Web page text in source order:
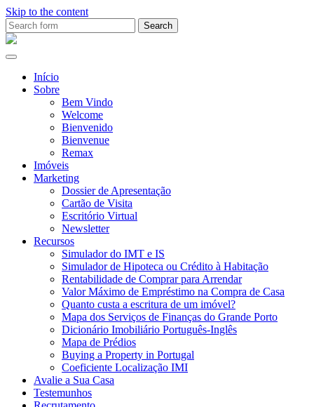
Skip to the content
Search
for:Ana
Início
Sobre
Bem Vindo
Welcome
Bienvenido
Bienvenue
Remax
Imóveis
Marketing
Dossier de Apresentação
Cartão de Visita
Escritório Virtual
Newsletter
Recursos
Simulador do IMT e IS
Simulador de Hipoteca ou Crédito à Habitação
Rentabilidade de Comprar para Arrendar
Valor Máximo de Empréstimo na Compra de Casa
Quanto custa a escritura de um imóvel?
Mapa dos Serviços de Finanças do Grande Porto
Dicionário Imobiliário Português-Inglês
Mapa de Prédios
Buying a Property in Portugal
Coeficiente Localização IMI
Avalie a Sua Casa
Testemunhos